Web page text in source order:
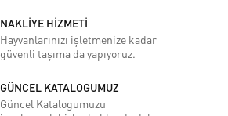
NAKLİYE HİZMETİ
Hayvanlarınızı işletmenize kadar
güvenli taşıma da yapıyoruz.
GÜNCEL KATALOGUMUZ
Güncel Katalogumuzu